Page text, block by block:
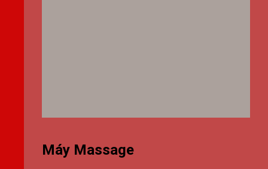
Máy Massage